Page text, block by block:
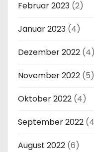
Februar 2023 (2)
Januar 2023 (4)
Dezember 2022 (4)
November 2022 (5)
Oktober 2022 (4)
September 2022
August 2022 (6)